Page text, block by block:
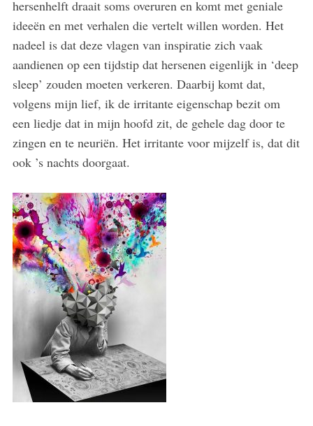
hersenhelft draait soms overuren en komt met geniale
ideeën en met verhalen die vertelt willen worden. Het
nadeel is dat deze vlagen van inspiratie zich vaak
aandienen op een tijdstip dat hersenen eigenlijk in ‘deep
sleep’ zouden moeten verkeren. Daarbij komt dat,
volgens mijn lief, ik de irritante eigenschap bezit om
een liedje dat in mijn hoofd zit, de gehele dag door te
zingen en te neuriën. Het irritante voor mijzelf is, dat dit
ook ’s nachts doorgaat.